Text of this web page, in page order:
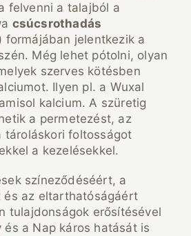
felvenni a talajból a
csúcsrothadás
formájában jelentkezik a
Még lehet pótolni, olyan
szerves kötésben
Ilyen pl. a Wuxal
kalcium. A szüretig
a permetezést, az
tároláskori foltosságot
a kezelésekkel.
színeződéséért, a
és az eltarthatóságáért
tulajdonságok erősítésével
és a Nap káros hatását is